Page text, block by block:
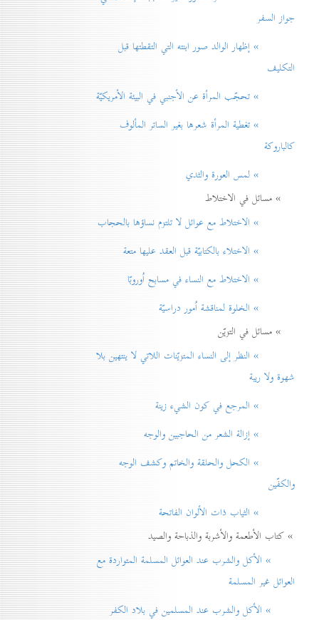
جواز السفر
» إظهار الوالد صور ابنته التي التقطتها قبل
التكليف
» تحجّب المرأة عن الأجنبي في البيئة الأمريكيّة
» تغطية المرأة شعرها بغير الساتر المألوف
كالباروكة
» لمس العورة والثدي
» مسائل في الاختلاط
» الاختلاط مع عوائل لا تلتزم نساؤها بالحجاب
» الاختلاء بالكتابيّة قبل العقد عليها متعة
» الاختلاط مع النساء في مسابح اُوروبّا
» الخلوة لمناقشة اُمور دراسيّة
» مسائل في التزيّن
» النظر إلی النساء المتزيّنات اللاتي لا ينتهين بلا
شهوة ولا ريبة
» المرجع في كون الشيء زينة
» إزالة الشعر من الحاجبين والوجه
» الكحل والحلقة والخاتم وكشف الوجه
والكفّين
» الثياب ذات الألوان الفاتحة
» كتاب الأطعمة والأشربة والذباحة والصيد
» الأكل والشرب عند العوائل المسلمة المتواردة مع
العوائل غير المسلمة
» الأكل والشرب عند المسلمين في بلاد الكفر